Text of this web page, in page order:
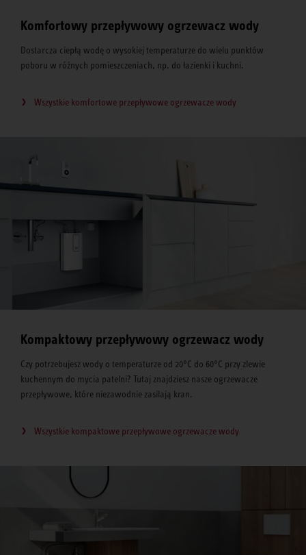
Komfortowy przepływowy ogrzewacz wody
Dostarcza ciepłą wodę o wysokiej temperaturze do wielu punktów
poboru w różnych pomieszczeniach, np. do łazienki i kuchni.
Wszystkie komfortowe przepływowe ogrzewacze wody
Kompaktowy przepływowy ogrzewacz wody
Czy potrzebujesz wody o temperaturze od 20°C do 60°C przy zlewie
kuchennym do mycia patelni? Tutaj znajdziesz nasze ogrzewacze
przepływowe, które niezawodnie zasilają kran.
Wszystkie kompaktowe przepływowe ogrzewacze wody